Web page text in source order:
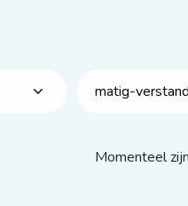
matig-
Momenteel